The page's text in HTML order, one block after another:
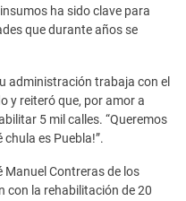
ha sido clave para
que durante años se
administración trabaja con el
y reiteró que, por amor a
5 mil calles. “Queremos
chula es Puebla!”.
Contreras de los
con la rehabilitación de 20